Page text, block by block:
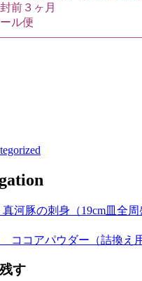
前３ヶ月
ル便
河豚の刺身（19cm皿全周
ココアパウダー（詰換え
す